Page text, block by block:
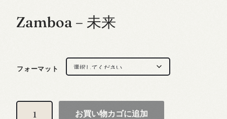
Zamboa – 未来
フォーマット
お買い物カゴに追加